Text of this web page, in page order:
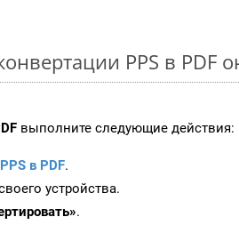
PPS в PDF
выполните следующие действия:
PPS в PDF.
устройства.
.